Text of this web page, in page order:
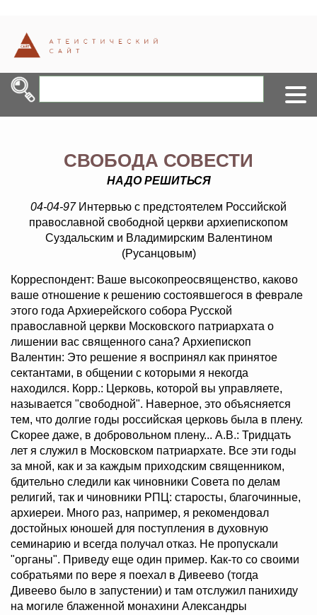
СВОБОДА СОВЕСТИ
НАДО РЕШИТЬСЯ
04-04-97 Интервью с предстоятелем Российской
православной свободной церкви архиепископом
Суздальским и Владимирским Валентином
(Русанцовым)
Корреспондент: Ваше высокопреосвященство, каково
ваше отношение к решению состоявшегося в феврале
этого года Архиерейского собора Русской
православной церкви Московского патриархата о
лишении вас священного сана? Архиепископ
Валентин: Это решение я воспринял как принятое
сектантами, в общении с которыми я некогда
находился. Корр.: Церковь, которой вы управляете,
называется "свободной". Наверное, это объясняется
тем, что долгие годы российская церковь была в плену.
Скорее даже, в добровольном плену... А.В.: Тридцать
лет я служил в Московском патриархате. Все эти годы
за мной, как и за каждым приходским священником,
бдительно следили как чиновники Совета по делам
религий, так и чиновники РПЦ: старосты, благочинные,
архиереи. Много раз, например, я рекомендовал
достойных юношей для поступления в духовную
семинарию и всегда получал отказ. Не пропускали
"органы". Приведу еще один пример. Как-то со своими
собратьями по вере я поехал в Дивеево (тогда
Дивеево было в запустении) и там отслужил панихиду
на могиле блаженной монахини Александры